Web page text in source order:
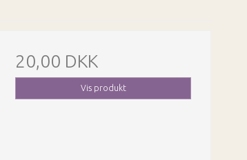
20,00 DKK
Vis produkt